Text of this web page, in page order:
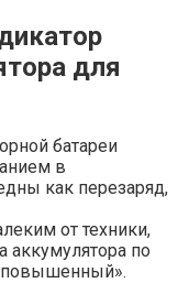
для
батареи
в
как перезаряд,
от техники,
аккумулятора по